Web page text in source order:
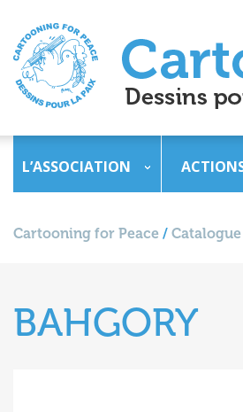
L’ASSOCIATION
Cartooning for Peace /
BAHGORY